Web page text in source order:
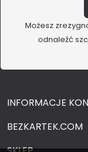
Możesz
odnaleźć
INFORMACJE
BEZKARTEK.COM